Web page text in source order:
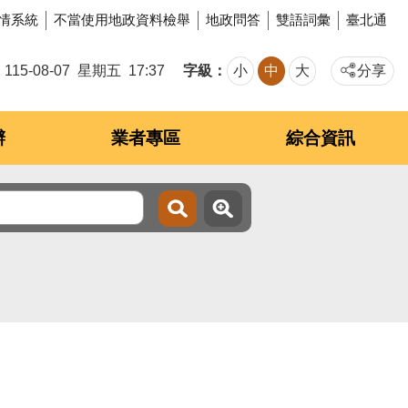
系統 不當使用地政資料檢舉 地政問答 雙語詞彙 臺北通
115-08-07 星期五 17:37 字級 小 中 大 分享
業者專區 綜合資訊